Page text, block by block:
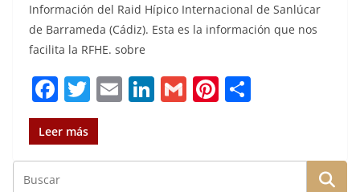
Información del Raid Hípico Internacional de Sanlúcar
de Barrameda (Cádiz). Esta es la información que nos
facilita la RFHE. sobre
F
a
c
e
T
w
it
te
E
l
Li
e
G
l
Pi
rep
Leer más